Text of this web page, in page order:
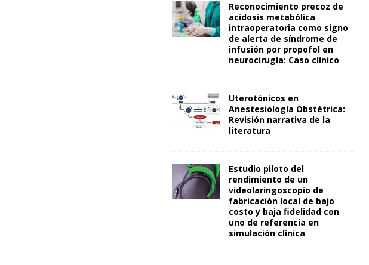
Reconocimiento precoz de
acidosis metabólica
intraoperatoria como signo
de alerta de síndrome de
infusión por propofol en
neurocirugía: Caso clínico
Uterotónicos en
Anestesiología Obstétrica:
Revisión narrativa de la
literatura
Estudio piloto del
rendimiento de un
videolaringoscopio de
fabricación local de bajo
costo y baja fidelidad con
uno de referencia en
simulación clínica